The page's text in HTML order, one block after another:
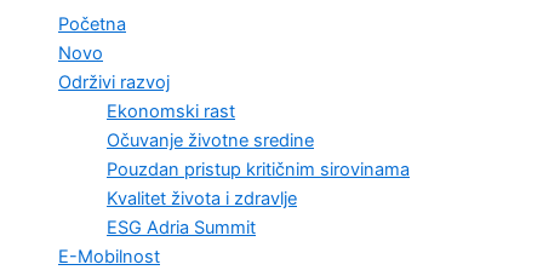
Početna
Novo
Održivi razvoj
Ekonomski rast
Očuvanje životne sredine
Pouzdan pristup kritičnim sirovinama
Kvalitet života i zdravlje
ESG Adria Summit
E-Mobilnost